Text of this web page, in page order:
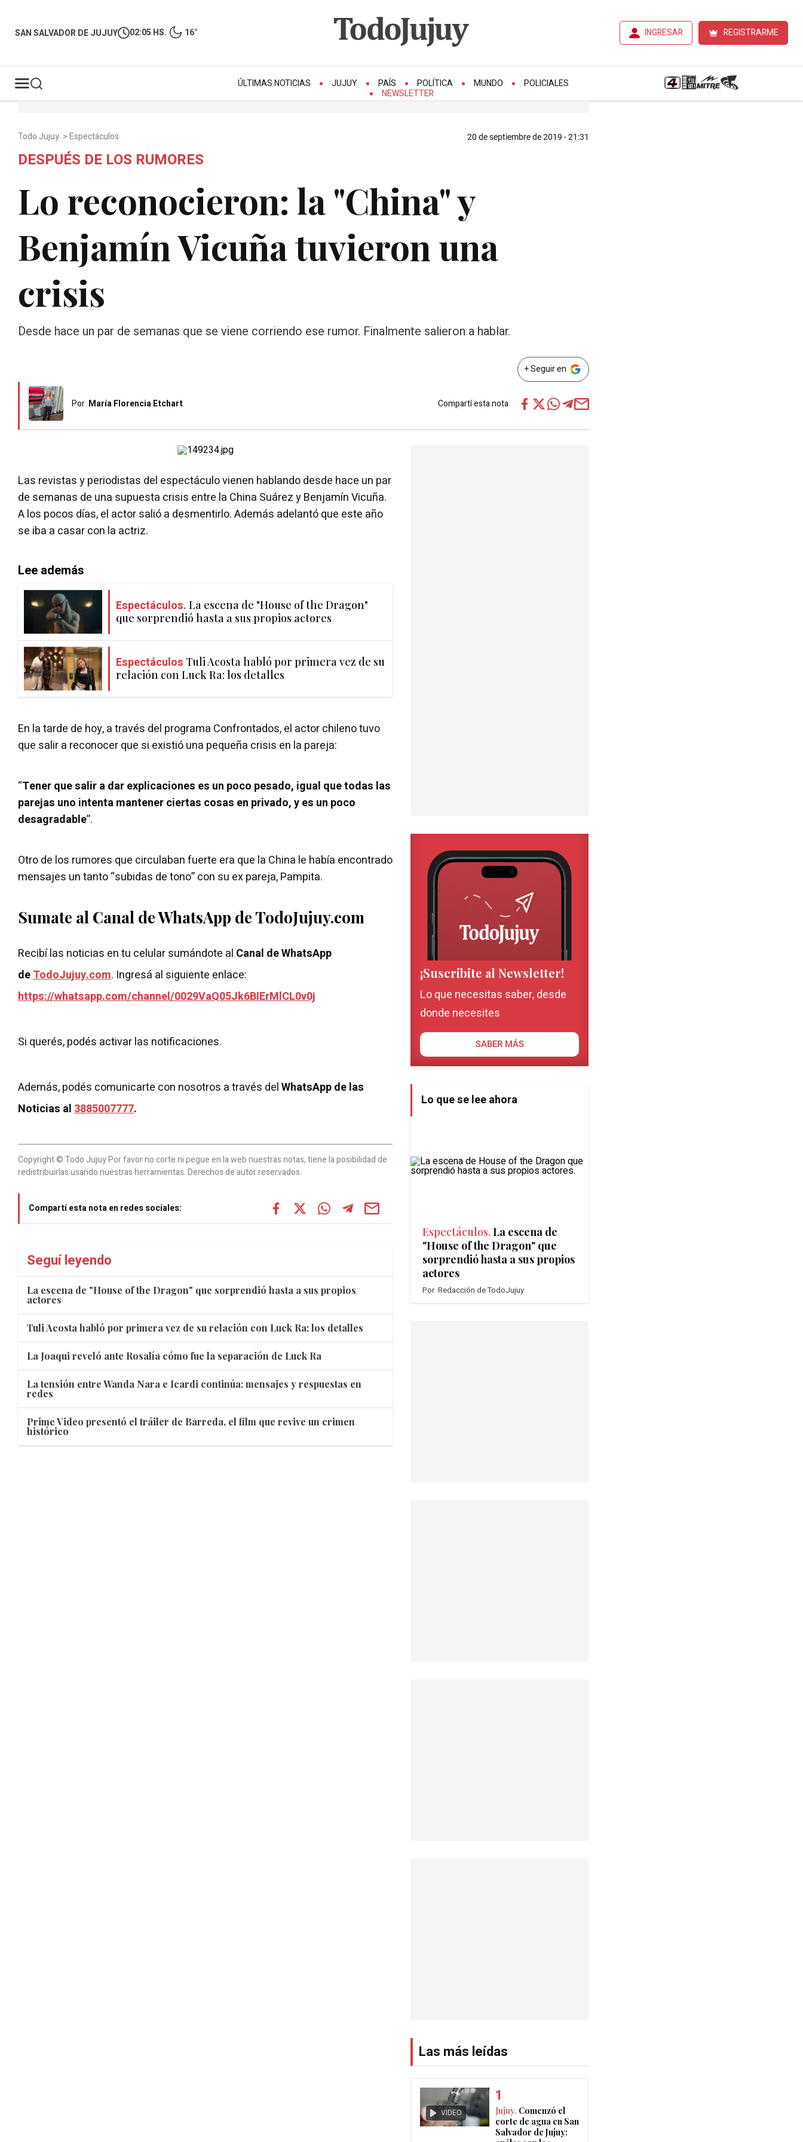
SAN SALVADOR DE JUJUY 02:05 HS. 16° INGRESAR REGISTRARME
ÚLTIMAS NOTICIAS JUJUY PAÍS POLÍTICA MUNDO
POLICIALES
NEWSLETTER
Todo Jujuy >Espectáculos 20 de septiembre de 2019 - 21:31
DESPUÉS DE LOS RUMORES
Lo reconocieron: la "China" y
Benjamín Vicuña tuvieron una
crisis
Desde hace un par de semanas que se viene corriendo ese rumor. Finalmente salieron a hablar.
+ Seguir en
Por María Florencia Etchart Compartí esta nota
Las revistas y periodistas del espectáculo vienen hablando desde hace un par
de semanas de una supuesta crisis entre la China Suárez y Benjamín Vicuña.
A los pocos días, el actor salió a desmentirlo. Además adelantó que este año
se iba a casar con la actriz.
Lee además
Espectáculos. La escena de "House of the Dragon"
que sorprendió hasta a sus propios actores
Espectáculos Tuli Acosta habló por primera vez de su
relación con Luck Ra: los detalles
En la tarde de hoy, a través del programa Confrontados, el actor chileno tuvo
que salir a reconocer que si existió una pequeña crisis en la pareja:
“Tener que salir a dar explicaciones es un poco pesado, igual que todas las
parejas uno intenta mantener ciertas cosas en privado, y es un poco
desagradable”.
Otro de los rumores que circulaban fuerte era que la China le había encontrado
mensajes un tanto “subidas de tono” con su ex pareja, Pampita.
Sumate al Canal de WhatsApp de TodoJujuy.com
Recibí las noticias en tu celular sumándote al Canal de WhatsApp
deTodoJujuy.com. Ingresá al siguiente enlace:
https://whatsapp.com/channel/0029VaQ05Jk6BIErMlCL0v0j
Si querés, podés activar las notificaciones.
Además, podés comunicarte con nosotros a través delWhatsApp de las
Noticias al3885007777.
Copyright © Todo Jujuy Por favor no corte ni pegue en la web nuestras notas, tiene la posibilidad de
redistribuirlas usando nuestras herramientas. Derechos de autor reservados.
Compartí esta nota en redes sociales:
Seguí leyendo
La escena de "House of the Dragon" que sorprendió hasta a sus propios
actores
Tuli Acosta habló por primera vez de su relación con Luck Ra: los detalles
La Joaqui reveló ante Rosalía cómo fue la separación de Luck Ra
La tensión entre Wanda Nara e Icardi continúa: mensajes y respuestas en
redes
Prime Video presentó el tráiler de Barreda, el film que revive un crimen
histórico
¡Suscribite al Newsletter!
Lo que necesitas saber, desde
donde necesites
SABER MÁS
Lo que se lee ahora
Espectáculos. La escena de
"House of the Dragon" que
sorprendió hasta a sus propios
actores
Por Redacción de TodoJujuy
Las más leídas
VIDEO Jujuy. Comenzó el
corte de agua en San
Salvador de Jujuy: